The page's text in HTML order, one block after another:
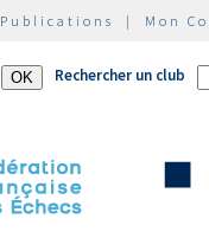
Publications | Mon
Rechercher un club